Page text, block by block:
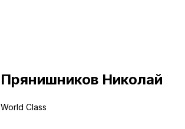
Прянишников Николай
World Class